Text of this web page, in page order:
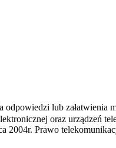
lub załatwienia
oraz urządzeń
Prawo